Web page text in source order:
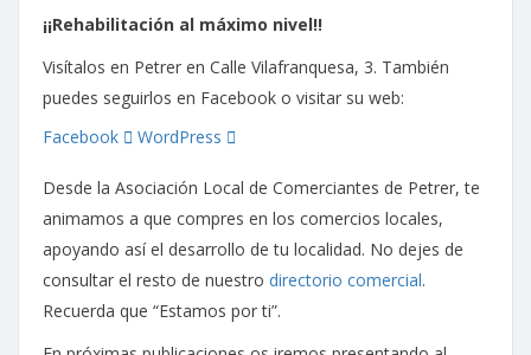
¡¡Rehabilitación al máximo nivel!!
Visítalos en Petrer en Calle Vilafranquesa, 3. También
puedes seguirlos en Facebook o visitar su web:
Facebook
WordPress
Desde la Asociación Local de Comerciantes de Petrer, te
animamos a que compres en los comercios locales,
apoyando así el desarrollo de tu localidad. No dejes de
consultar el resto de nuestro directorio comercial.
Recuerda que “Estamos por ti”.